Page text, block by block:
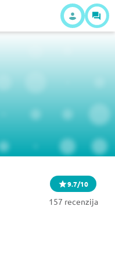
9.7/10
157 recenzija